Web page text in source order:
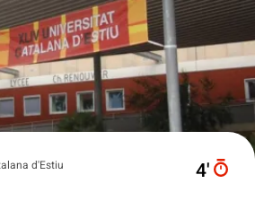
d'Estiu 4′